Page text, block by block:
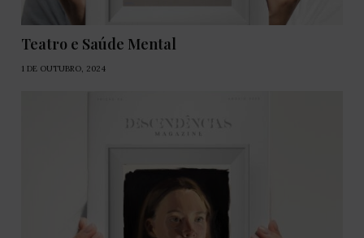
Teatro e Saúde Mental
1 DE OUTUBRO, 2024